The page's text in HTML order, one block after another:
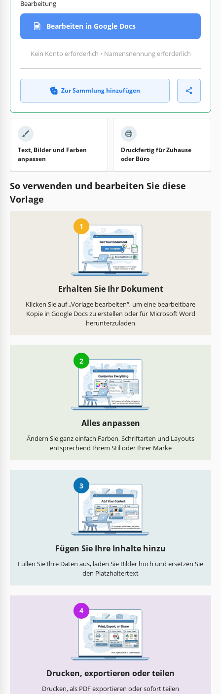
Bearbeitung
Bearbeiten in Google Docs
Kein Konto erforderlich • Namensnennung erforderlich
Zur Sammlung hinzufügen
Text, Bilder und Farben
anpassen
Druckfertig für Zuhause
oder Büro
So verwenden und bearbeiten Sie diese
Vorlage
1
Erhalten Sie Ihr Dokument
Klicken Sie auf „Vorlage bearbeiten“, um eine bearbeitbare
Kopie in Google Docs zu erstellen oder für Microsoft Word
herunterzuladen
2
Alles anpassen
Ändern Sie ganz einfach Farben, Schriftarten und Layouts
entsprechend Ihrem Stil oder Ihrer Marke
3
Fügen Sie Ihre Inhalte hinzu
Füllen Sie Ihre Daten aus, laden Sie Bilder hoch und ersetzen Sie
den Platzhaltertext
4
Drucken, exportieren oder teilen
Drucken, als PDF exportieren oder sofort teilen